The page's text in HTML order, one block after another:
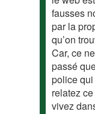
fausses
par la
qu’on
Car, ce
passé
police
relatez
vivez